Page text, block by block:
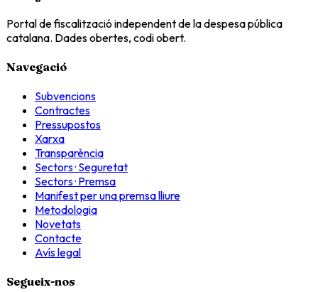
Portal de fiscalització independent de la despesa pública
catalana. Dades obertes, codi obert.
Navegació
Subvencions
Contractes
Pressupostos
Xarxa
Transparència
Sectors · Seguretat
Sectors · Premsa
Manifest per una premsa lliure
Metodologia
Novetats
Contacte
Avís legal
Segueix-nos